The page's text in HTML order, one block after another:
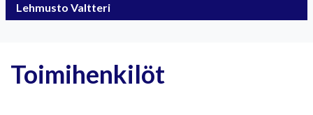
Lehmusto Valtteri
Toimihenkilöt